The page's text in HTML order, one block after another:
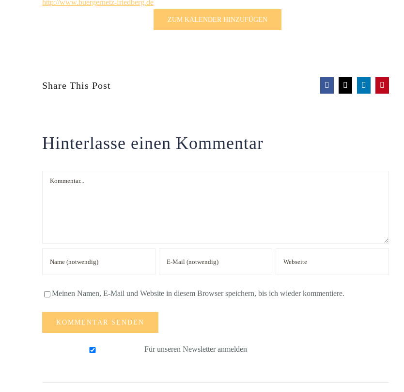
http://www.buergernetz-friedberg.de
ZUM KALENDER HINZUFÜGEN
Share This Post Facebook
X LinkedInPinterest
Hinterlasse einen Kommentar
Kommentar
Meinen Namen, E-Mail und Website in diesem Browser speichern, bis ich wieder kommentiere.
Für unseren Newsletter anmelden